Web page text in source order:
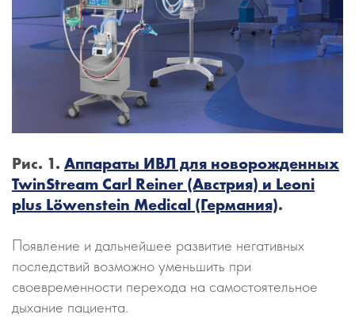
Рис. 1. Аппараты ИВЛ для новорожденных
TwinStream Carl Reiner (Австрия) и Leoni
plus Löwenstein Medical (Германия).
Появление и дальнейшее развитие негативных
последствий возможно уменьшить при
своевременности перехода на самостоятельное
дыхание пациента.